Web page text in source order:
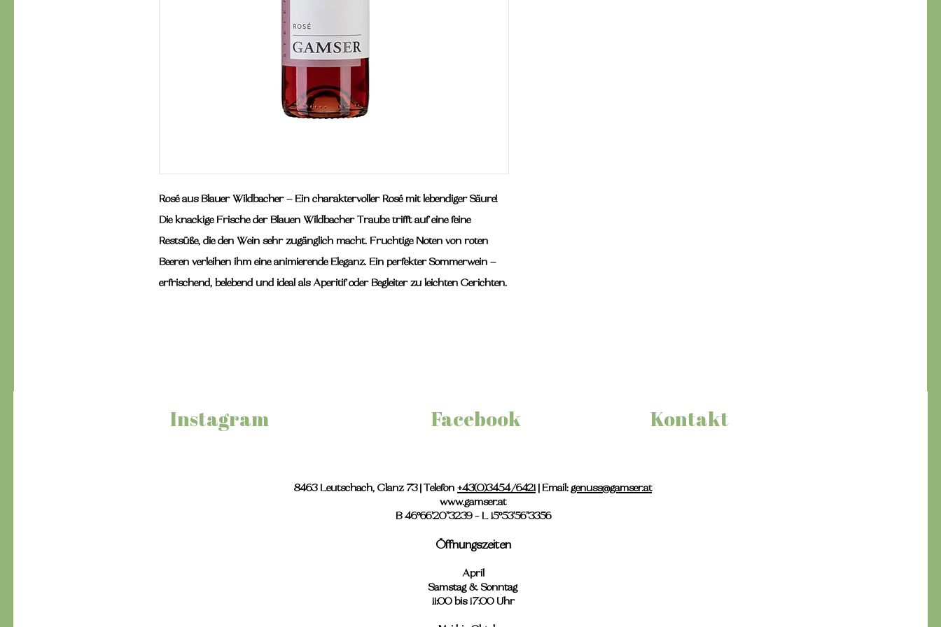
Rosé aus Blauer Wildbacher – Ein charaktervoller Rosé mit lebendiger Säure!
Die knackige Frische der Blauen Wildbacher Traube trifft auf eine feine
Restsüße, die den Wein sehr zugänglich macht. Fruchtige Noten von roten
Beeren verleihen ihm eine animierende Eleganz. Ein perfekter Sommerwein –
erfrischend, belebend und ideal als Aperitif oder Begleiter zu leichten Gerichten.
Instagram Facebook Kontakt
8463 Leutschach, Glanz 73 | Telefon +43(0)3454/6421 | Email:genuss@gamser.at
www.gamser.at
B 46°66'20''3239 - L 15°53'56''3356
Öffnungszeiten
April
Samstag & Sonntag
11:00 bis 17:00 Uhr